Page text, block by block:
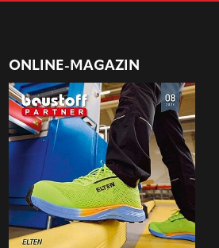
ONLINE-MAGAZIN